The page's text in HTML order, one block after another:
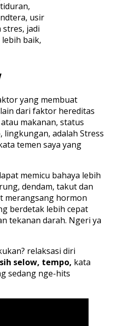
usir
stres, jadi
baik,
yang membuat
dari faktor hereditas
makanan, status
lingkungan, adalah Stress
temen saya yang
memicu bahaya lebih
dendam, takut dan
merangsang hormon
berdetak lebih cepat
tekanan darah. Ngeri ya
relaksasi diri
selow, tempo, kata
sedang nge-hits